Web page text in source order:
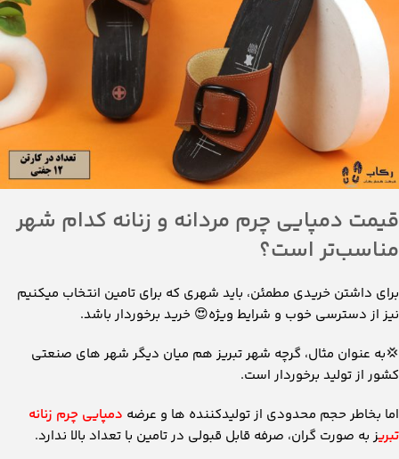
قیمت دمپایی چرم مردانه و زنانه کدام شهر
مناسب‌تر است؟
برای داشتن خریدی مطمئن، باید شهری که برای تامین انتخاب میکنیم
نیز از دسترسی خوب و شرایط ویژه😍 خرید برخوردار باشد.
💢به عنوان مثال، گرچه شهر تبریز هم میان دیگر شهر های صنعتی
کشور از تولید برخوردار است.
اما بخاطر حجم محدودی از تولیدکننده ها و عرضه دمپایی چرم زنانه
تبریز به صورت گران، صرفه قابل قبولی در تامین با تعداد بالا ندارد.